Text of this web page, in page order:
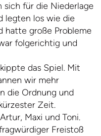
sich für die Niederlage
legten los wie die
hatte große Probleme
folgerichtig und
das Spiel. Mit
wir mehr
die Ordnung und
Zeit.
Maxi und Toni.
Freistoß